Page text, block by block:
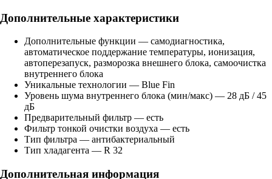
Дополнительные характеристики
Дополнительные функции — самодиагностика,
автоматическое поддержание температуры, ионизация,
автоперезапуск, разморозка внешнего блока, самоочистка
внутреннего блока
Уникальные технологии — Blue Fin
Уровень шума внутреннего блока (мин/макс) — 28 дБ / 45
дБ
Предварительный фильтр — есть
Фильтр тонкой очистки воздуха — есть
Тип фильтра — антибактериальный
Тип хладагента — R 32
Дополнительная информация